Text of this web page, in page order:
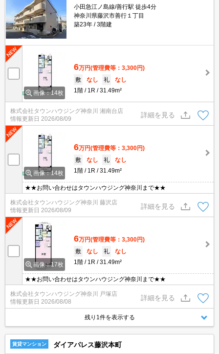
小田急江ノ島線/善行駅 徒歩4分
神奈川県藤沢市善行１丁目
築23年
3階建
画像：14枚
6万円(管理費等：3,300円)
敷
なし 礼
なし
1階
1R 31.49m²
株式会社タウンハウジング神奈川 湘南台店
情報更新日 2026/08/09
詳細を見る
画像：14枚
6万円(管理費等：3,300円)
敷
なし 礼
なし
1階
1R 31.49m²
★★お問い合わせはタウンハウジング神奈川まで★★
株式会社タウンハウジング神奈川 藤沢店
情報更新日 2026/08/09
詳細を見る
画像：17枚
6万円(管理費等：3,300円)
敷
なし 礼
なし
1階
1R 31.49m²
★★お問い合わせはタウンハウジング神奈川まで★★
株式会社タウンハウジング神奈川 戸塚店
情報更新日 2026/08/08
詳細を見る
残り1件を表示する
賃貸マンション ダイアパレス藤沢本町